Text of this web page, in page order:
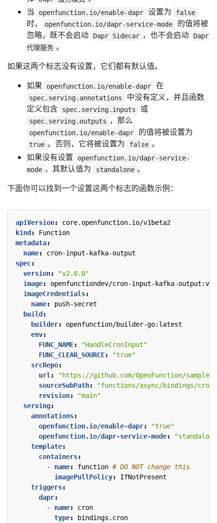
当
openfunction.io/enable-dapr 设置为 false
时， openfunction.io/dapr-service-mode
的值将被
忽略，既不会启动
Dapr Sidecar ，也不会启动
Dapr
代理服务 。
如果这两个标志没有设置，它们都有默认值。
如果
openfunction.io/enable-dapr 在
spec.serving.annotations
中没有定义，并且函数
定义包含
spec.serving.inputs 或
spec.serving.outputs ，那么
openfunction.io/enable-dapr 的值将被设置为
true 。否则，它将被设置为 false 。
如果没有设置
openfunction.io/dapr-service-
mode ，其默认值为 standalone 。
下面你可以找到一个设置这两个标志的函数示例：
apiVersion:
core.openfunction.io/v1beta2
kind :
Function
metadata:
name:
cron-input-kafka-output
spec:
version:
"v2.0.0"
image:
openfunctiondev/cron-input-kafka-output:v1
imageCredentials:
name:
push-secret
build :
builder:
openfunction/builder-go:latest
env:
FUNC_NAME:
"HandleCronInput"
FUNC_CLEAR_SOURCE:
"true"
srcRepo:
url:
"https://github.com/OpenFunction/
sourceSubPath:
"functions/async/bindings/
revision:
"main"
serving:
annotations:
openfunction.io/enable-dapr:
"true"
openfunction.io/dapr-service-mode:
template:
containers:
- name: function # DO NOT change this
imagePullPolicy:
IfNotPresent
triggers:
dapr:
- name:
cron
type:
bindings.cron